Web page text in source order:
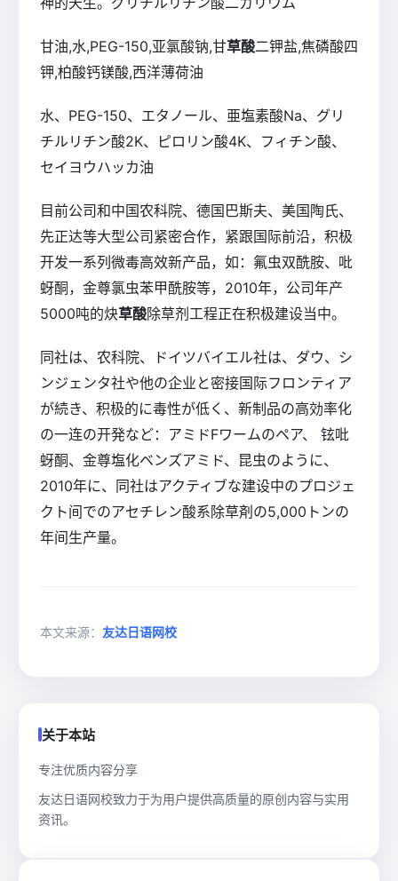
甘油,水,PEG-150,亚氯酸钠,甘草酸二钾盐,焦磷酸四
钾,柏酸钙镁酸,西洋薄荷油
水、PEG-150、エタノール、亜塩素酸Na、グリ
チルリチン酸2K、ピロリン酸4K、フィチン酸、
セイヨウハッカ油
目前公司和中国农科院、德国巴斯夫、美国陶氏、
先正达等大型公司紧密合作，紧跟国际前沿，积极
开发一系列微毒高效新产品，如：氟虫双酰胺、吡
蚜酮，金尊氯虫苯甲酰胺等，2010年，公司年产
5000吨的炔草酸除草剂工程正在积极建设当中。
同社は、农科院、ドイツバイエル社は、ダウ、シ
ンジェンタ社や他の企业と密接国际フロンティア
が続き、积极的に毒性が低く、新制品の高効率化
の一连の开発など：アミドFワームのペア、 铉吡
蚜酮、金尊塩化ベンズアミド、昆虫のように、
2010年に、同社はアクティブな建设中のプロジェ
クト间でのアセチレン酸系除草剤の5,000トンの
年间生产量。
本文来源： 友达日语网校
关于本站
专注优质内容分享
友达日语网校致力于为用户提供高质量的原创内容与实用
资讯。